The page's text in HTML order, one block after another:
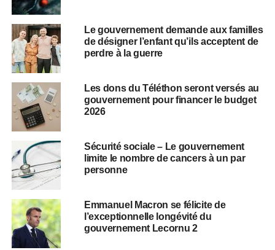
Le gouvernement demande aux familles
de désigner l’enfant qu’ils acceptent de
perdre à la guerre
Les dons du Téléthon seront versés au
gouvernement pour financer le budget
2026
Sécurité sociale – Le gouvernement
limite le nombre de cancers à un par
personne
Emmanuel Macron se félicite de
l’exceptionnelle longévité du
gouvernement Lecornu 2